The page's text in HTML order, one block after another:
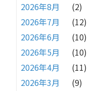
2026年8月
(2)
2026年7月
(12)
2026年6月
(10)
2026年5月
(10)
2026年4月
(11)
2026年3月
(9)